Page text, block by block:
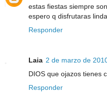
estas fiestas siempre
espero q disfrutaras
Responder
Laia 2 de marzo de
DIOS que ojazos tienes
Responder